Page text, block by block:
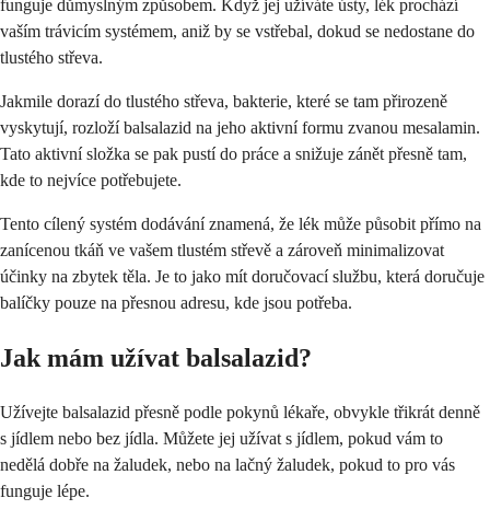
funguje důmyslným způsobem. Když jej užíváte ústy, lék prochází
vaším trávicím systémem, aniž by se vstřebal, dokud se nedostane do
tlustého střeva.
Jakmile dorazí do tlustého střeva, bakterie, které se tam přirozeně
vyskytují, rozloží balsalazid na jeho aktivní formu zvanou mesalamin.
Tato aktivní složka se pak pustí do práce a snižuje zánět přesně tam,
kde to nejvíce potřebujete.
Tento cílený systém dodávání znamená, že lék může působit přímo na
zanícenou tkáň ve vašem tlustém střevě a zároveň minimalizovat
účinky na zbytek těla. Je to jako mít doručovací službu, která doručuje
balíčky pouze na přesnou adresu, kde jsou potřeba.
Jak mám užívat balsalazid?
Užívejte balsalazid přesně podle pokynů lékaře, obvykle třikrát denně
s jídlem nebo bez jídla. Můžete jej užívat s jídlem, pokud vám to
nedělá dobře na žaludek, nebo na lačný žaludek, pokud to pro vás
funguje lépe.